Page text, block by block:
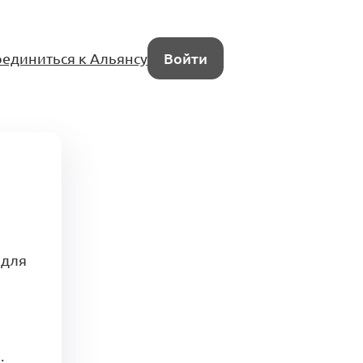
к Альянсу Войти